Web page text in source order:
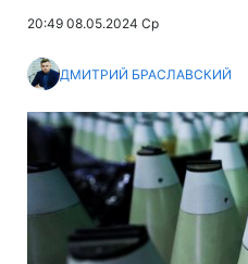
20:49 08.05.2024 Ср
ДМИТРИЙ БРАСЛАВСКИЙ